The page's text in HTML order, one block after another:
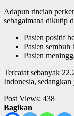
Adapun rincian
sebagaimana dikutip
Pasien positif
Pasien sembuh
Pasien
Tercatat sebanyak
Indonesia,
Post Views: 438
Bagikan